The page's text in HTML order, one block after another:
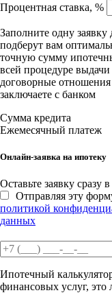
Процентная ставка, %
Заполните одну
подберут вам
точную сумму
всей процедуре
договорные
заключаете с банком
Сумма кредита
Ежемесячный платеж
Онлайн-заявка на ипотеку
Оставьте заявку сразу
Отправляя эту
политикой
данных
Ипотечный
финансовых услуг, это